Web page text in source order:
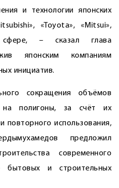
и технологии японских
«Toyota», «Mitsui»,
– сказал глава
японским компаниям
инициатив.
сокращения объёмов
на полигоны, за счёт их
повторного использования,
предложил
современного
бытовых и строительных